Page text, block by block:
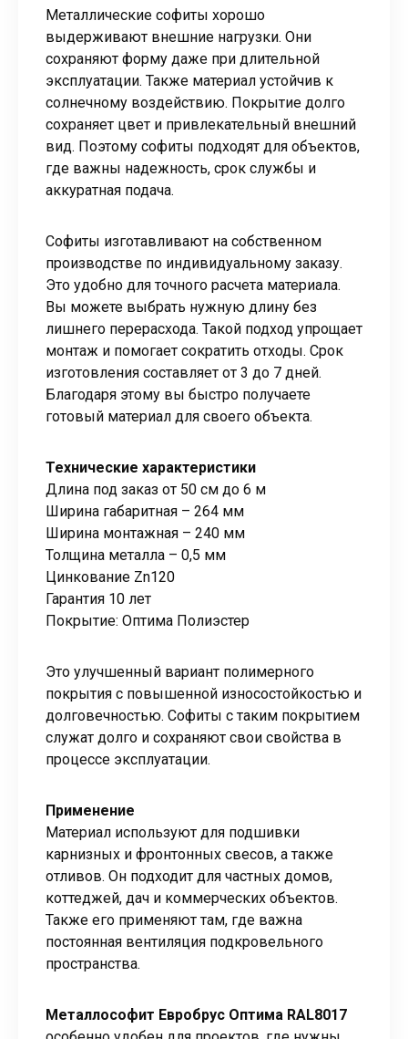
Металлические софиты хорошо
выдерживают внешние нагрузки. Они
сохраняют форму даже при длительной
эксплуатации. Также материал устойчив к
солнечному воздействию. Покрытие долго
сохраняет цвет и привлекательный внешний
вид. Поэтому софиты подходят для объектов,
где важны надежность, срок службы и
аккуратная подача.
Софиты изготавливают на собственном
производстве по индивидуальному заказу.
Это удобно для точного расчета материала.
Вы можете выбрать нужную длину без
лишнего перерасхода. Такой подход упрощает
монтаж и помогает сократить отходы. Срок
изготовления составляет от 3 до 7 дней.
Благодаря этому вы быстро получаете
готовый материал для своего объекта.
Технические характеристики
Длина под заказ от 50 см до 6 м
Ширина габаритная – 264 мм
Ширина монтажная – 240 мм
Толщина металла – 0,5 мм
Цинкование Zn120
Гарантия 10 лет
Покрытие: Оптима Полиэстер
Это улучшенный вариант полимерного
покрытия с повышенной износостойкостью и
долговечностью. Софиты с таким покрытием
служат долго и сохраняют свои свойства в
процессе эксплуатации.
Применение
Материал используют для подшивки
карнизных и фронтонных свесов, а также
отливов. Он подходит для частных домов,
коттеджей, дач и коммерческих объектов.
Также его применяют там, где важна
постоянная вентиляция подкровельного
пространства.
Металлософит Евробрус Оптима RAL8017